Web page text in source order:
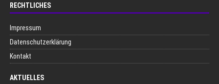
RECHTLICHES
Impressum
Datenschutzerklärung
Kontakt
AKTUELLES